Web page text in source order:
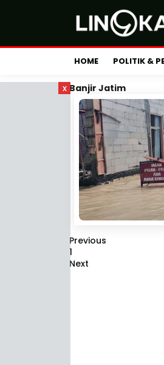
HOME POLITIK &
x Banjir Jatim
Previous
1
Next